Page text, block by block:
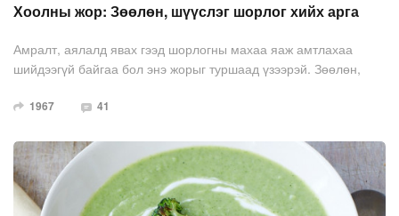
Хоолны жор: Зөөлөн, шүүслэг шорлог хийх арга
Амралт, аялалд явах гээд шорлогны махаа яаж амтлахаа
шийдээгүй байгаа бол энэ жорыг туршаад үзээрэй. Зөөлөн,
1967 41